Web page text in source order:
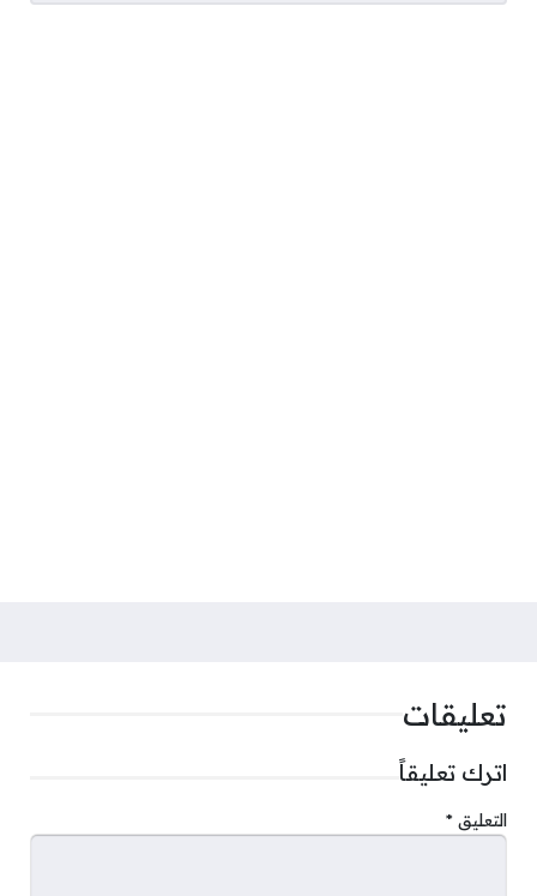
تعليقات
اترك تعليقاً
التعليق *